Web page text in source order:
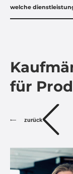
für
zurück